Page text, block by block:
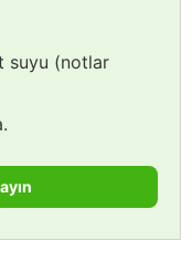
suyu (notlar